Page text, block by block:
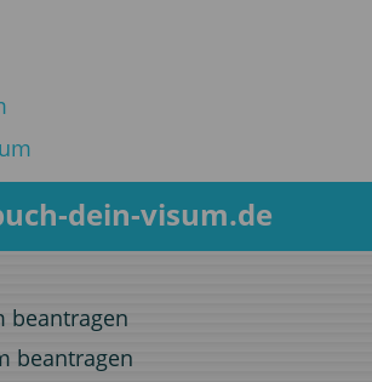
dein-visum.de
beantragen
beantragen